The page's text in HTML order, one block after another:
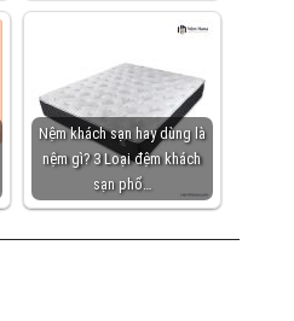
Nệm khách sạn hay dùng là
nệm gì? 3 Loại đệm khách
sạn phổ…